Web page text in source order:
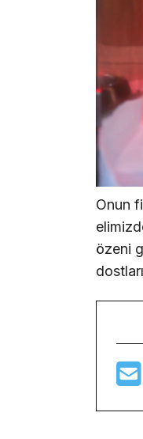
Onun
özeni